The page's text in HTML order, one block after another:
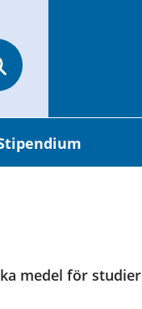
medel för studier